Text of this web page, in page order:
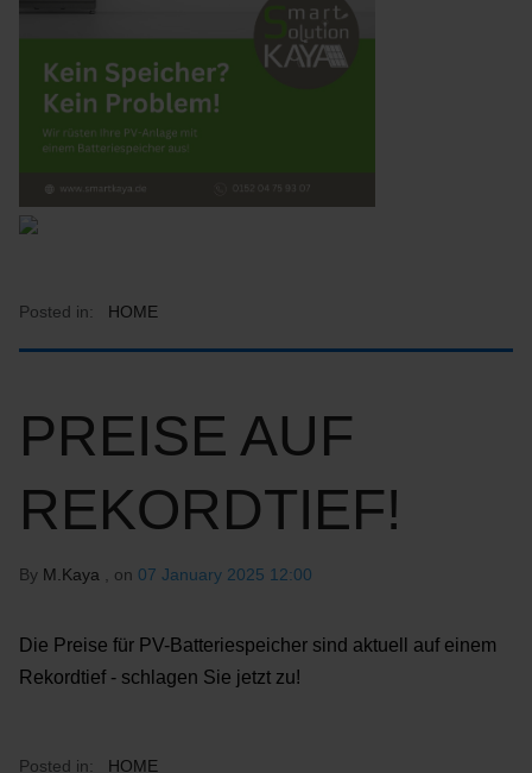
Posted in: HOME
PREISE AUF
REKORDTIEF!
By M.Kaya , on 07 January 2025 12:00
Die Preise für PV-Batteriespeicher sind aktuell auf einem
Rekordtief - schlagen Sie jetzt zu!
Posted in: HOME